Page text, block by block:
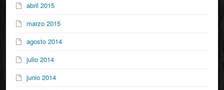
abril 2015
marzo 2015
agosto 2014
julio 2014
junio 2014